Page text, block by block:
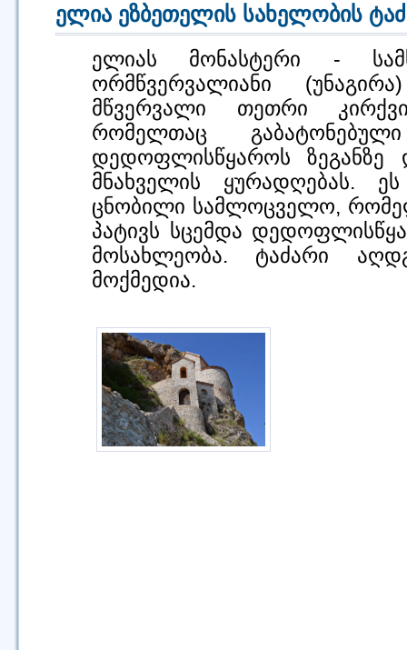
ელია ეზბეთელის სახელობის
ელიას მონასტერი -
ორმწვერვალიანი
მწვერვალი თეთრი
რომელთაც
დედოფლისწყაროს ზეგანზე
მნახველის ყურადღებას.
ცნობილი სამლოცველო,
პატივს სცემდა
მოსახლეობა. ტაძარი
მოქმედია.